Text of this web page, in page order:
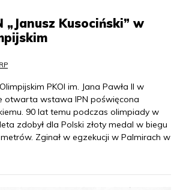
„Janusz Kusociński” w
PKOl im. Jana Pawła II w
otwarta wstawa IPN poświęcona
90 lat temu podczas olimpiady w
zdobył dla Polski złoty medal w biegu
Zginał w egzekucji w Palmirach w